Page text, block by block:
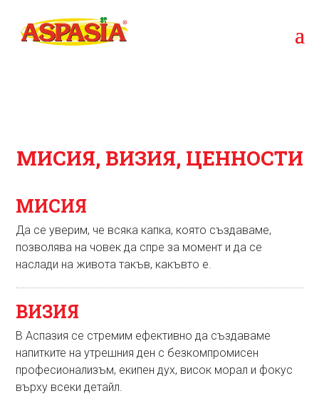
МИСИЯ, ВИЗИЯ, ЦЕННОСТИ
МИСИЯ
Да се уверим, че всяка капка, която създаваме,
позволява на човек да спре за момент и да се
наслади на живота такъв, какъвто е.
ВИЗИЯ
В Аспазия се стремим ефективно да създаваме
напитките на утрешния ден с безкомпромисен
професионализъм, екипен дух, висок морал и фокус
върху всеки детайл.